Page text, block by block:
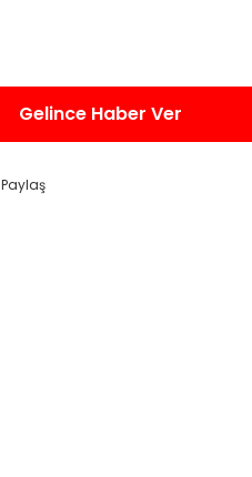
Gelince Haber Ver
Paylaş